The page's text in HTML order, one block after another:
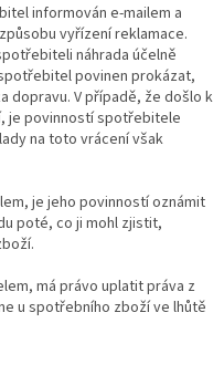
informován e-mailem a
vyřízení reklamace.
náhrada účelně
povinen prokázat,
dopravu. V případě, že došlo k
je povinností spotřebitele
na toto vrácení však
je jeho povinností oznámit
poté, co ji mohl zjistit,
má právo uplatit práva z
u spotřebního zboží ve lhůtě